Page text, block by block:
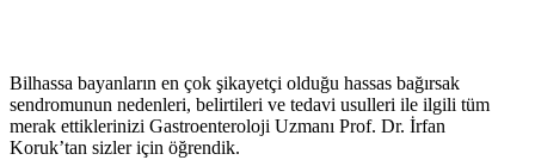
Bilhassa bayanların en çok şikayetçi olduğu hassas bağırsak
sendromunun nedenleri, belirtileri ve tedavi usulleri ile ilgili tüm
merak ettiklerinizi Gastroenteroloji Uzmanı Prof. Dr. İrfan
Koruk’tan sizler için öğrendik.